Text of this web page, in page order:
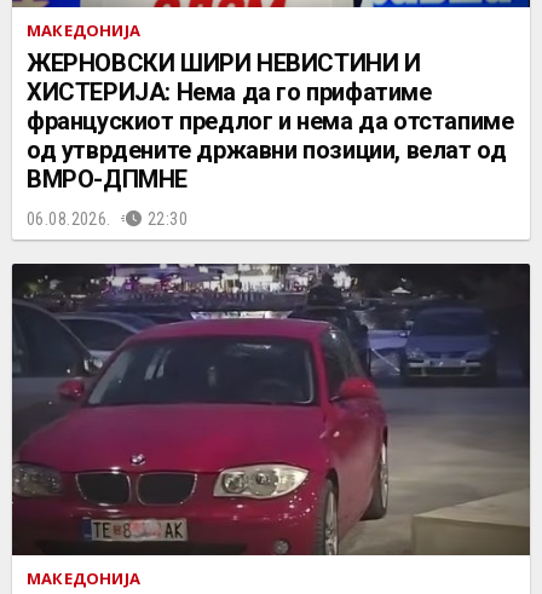
МАКЕДОНИЈА
ЖЕРНОВСКИ ШИРИ НЕВИСТИНИ И
ХИСТЕРИЈА: Нема да го прифатиме
францускиот предлог и нема да отстапиме
од утврдените државни позиции, велат од
ВМРО-ДПМНЕ
06.08.2026. 22:30
МАКЕДОНИЈА